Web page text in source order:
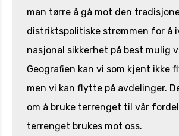
man tørre å gå mot den
distriktspolitiske strømmen for å
nasjonal sikkerhet på best mulig
Geografien kan vi som kjent ikke
men vi kan flytte på avdelinger.
om å bruke terrenget til vår
terrenget brukes mot oss.